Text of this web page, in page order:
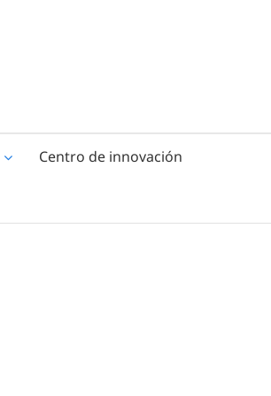
Centro de innovación